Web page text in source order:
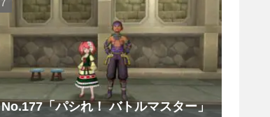
No.177「パシれ！ バトルマスター」